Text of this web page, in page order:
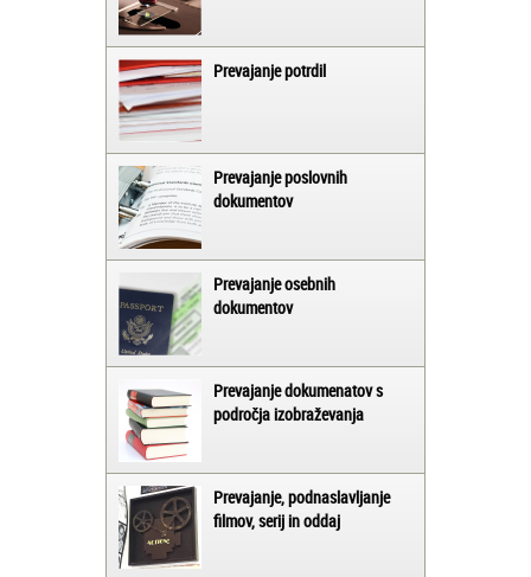
Prevajanje potrdil
Prevajanje poslovnih
dokumentov
Prevajanje osebnih
dokumentov
Prevajanje dokumenatov s
področja izobraževanja
Prevajanje, podnaslavljanje
filmov, serij in oddaj